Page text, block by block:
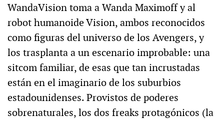
WandaVision toma a Wanda Maximoff y al
robot humanoide Vision, ambos reconocidos
como figuras del universo de los Avengers, y
los trasplanta a un escenario improbable: una
sitcom familiar, de esas que tan incrustadas
están en el imaginario de los suburbios
estadounidenses. Provistos de poderes
sobrenaturales, los dos freaks protagónicos (la